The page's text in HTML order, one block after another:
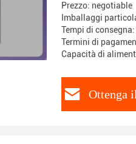
Prezzo: negotiable
Imballaggi
Tempi di
Termini di
Capacità di
Ottenga